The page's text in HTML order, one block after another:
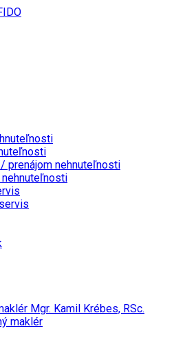
prenájom nehnuteľnosti
Mgr. Kamil Krébes, RSc.
maklér